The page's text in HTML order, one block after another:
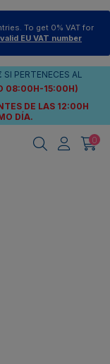
To get 0% VAT for
EU VAT number
SI PERTENECES AL
08:00H-15:00H)
DE LAS 12:00H
DÍA.
0